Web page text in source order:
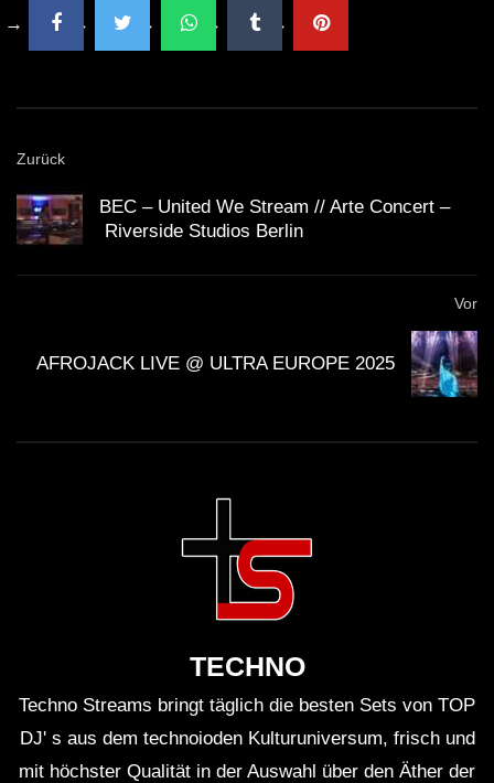
beim
Deutschen DJ Award
Alben veröffentlicht.
Seven Beats Music ist bekannt für innovative und
experimentelle Musikprojekte.
Viele Tracks von Massive Attack wurden in Filmen
mit Genres und Styles.
Die Kooperation zwischen den Künstlern kommt oft
aus persönlichen Freundschaften und Respekten
Kritische Analyse
Trotz ihrer Erfolge bleibt die Zusammenarbeit von
Zurück
BEC – United We Stream // Arte Concert –
Riverside Studios Berlin
Vor
AFROJACK LIVE @ ULTRA EUROPE 2025
TECHNO
Techno Streams bringt täglich die besten Sets von TOP
DJ' s aus dem technoioden Kulturuniversum, frisch und
mit höchster Qualität in der Auswahl über den Äther der